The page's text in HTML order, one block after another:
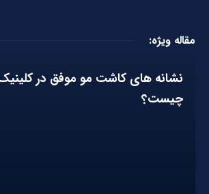
مقاله ویژه:
نشانه های کاشت مو موفق در
چیست؟